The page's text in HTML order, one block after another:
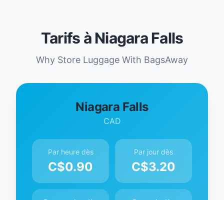
Tarifs à Niagara Falls
Why Store Luggage With BagsAway
Niagara Falls
CAD
Par heure dès
C$0.90
Par jour dès
C$3.20